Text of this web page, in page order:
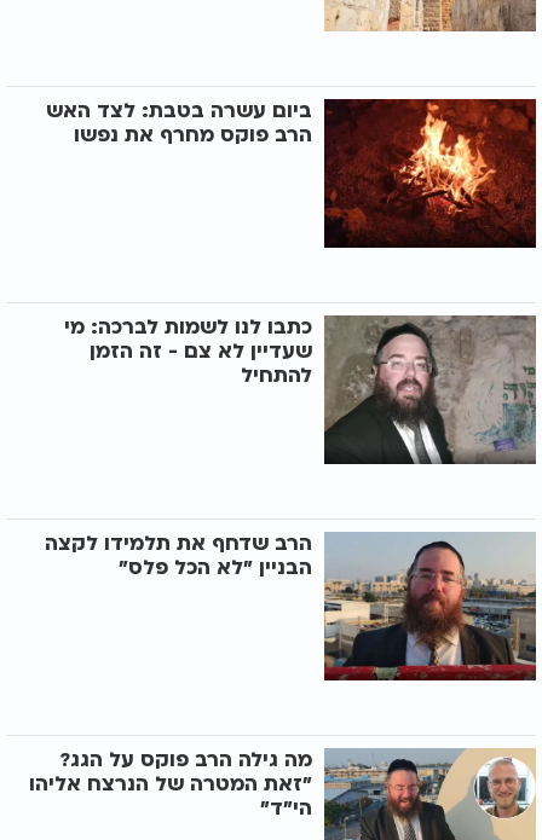
ביום עשרה בטבת: לצד האש
הרב פוקס מחרף את נפשו
כתבו לנו לשמות לברכה: מי
שעדיין לא צם - זה הזמן
להתחיל
הרב שדחף את תלמידו לקצה
הבניין "לא הכל פלס"
מה גילה הרב פוקס על הגג?
"זאת המטרה של הנרצח אליהו
הי"ד"